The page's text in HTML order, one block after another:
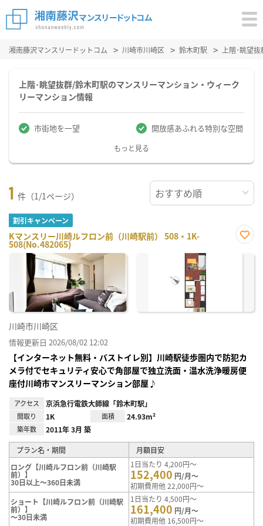
湘南藤沢マンスリードットコム 川崎市川崎区 鈴木町駅 上階･眺望
上階･眺望抜群/鈴木町駅のマンスリーマンション・ウィーク
リーマンション情報
市街地を一望 開放感あふれる特別な空間
もっと見る
1 件（1/1ページ）
割引キャンペーン
Kマンスリー川崎ルフロン前（川崎駅前） 508・1K-
508(No.482065)
に入
川崎市川崎区
情報更新日 2026/08/02 12:02
【インターネット無料・バストイレ別】川崎駅徒歩圏内で防犯カ
メラ付でセキュリティ安心で角部屋で独立洗面・温水洗浄暖房便
座付川崎市マンスリーマンション部屋♪
アクセス 京浜急行電鉄大師線「鈴木町駅」
間取り 1K 面積 24.93m²
築年数 2011年 3月 築
プラン名・期間
月額目安
ロング【川崎ルフロン前（川崎駅
前）】
30日以上～360日未満
1日当たり 4,200円～
152,400 円/月～
初期費用他 22,000円～
ショート【川崎ルフロン前（川崎駅
前）】
～30日未満
1日当たり 4,500円～
161,400 円/月～
初期費用他 16,500円～